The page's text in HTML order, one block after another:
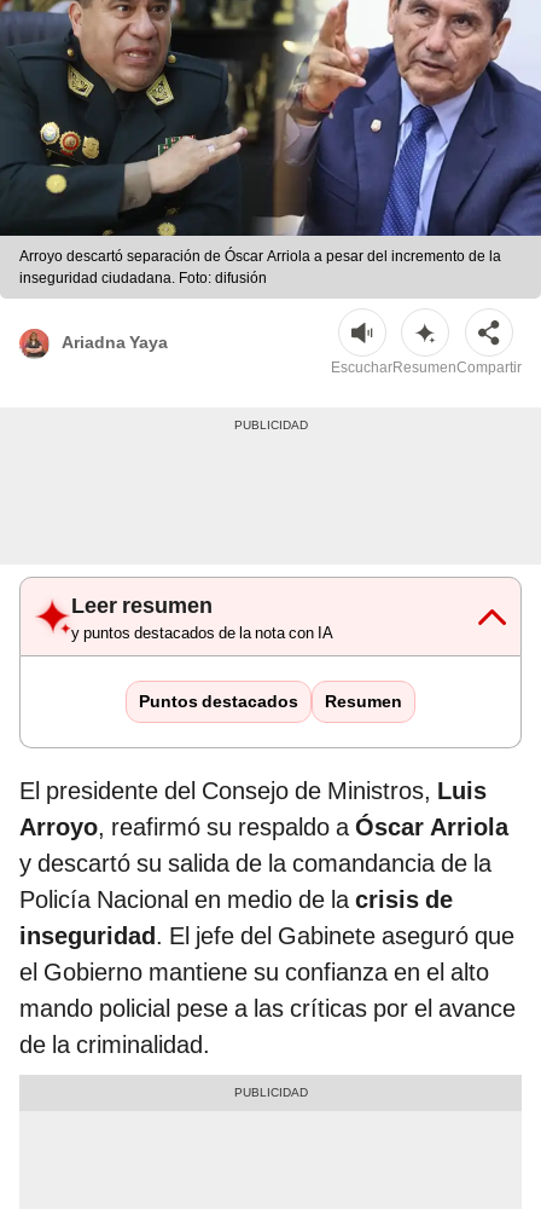
Arroyo descartó separación de Óscar Arriola a pesar del incremento de la
inseguridad ciudadana. Foto: difusión
Ariadna Yaya
EscucharResumenCompartir
Leer resumen
y puntos destacados de la nota con IA
Puntos destacados Resumen
El presidente del Consejo de Ministros, Luis
Arroyo, reafirmó su respaldo aÓscar Arriola
y descartó su salida de la comandancia de la
Policía Nacional en medio de lacrisis de
inseguridad. El jefe del Gabinete aseguró que
el Gobierno mantiene su confianza en el alto
mando policial pese a las críticas por el avance
de la criminalidad.